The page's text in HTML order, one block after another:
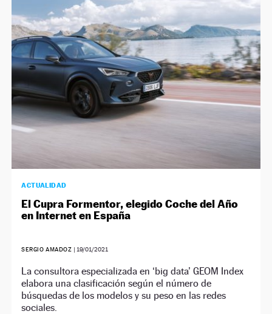
ACTUALIDAD
El Cupra Formentor, elegido Coche del Año
en Internet en España
SERGIO AMADOZ | 19/01/2021
La consultora especializada en ‘big data’ GEOM Index
elabora una clasificación según el número de
búsquedas de los modelos y su peso en las redes
sociales.